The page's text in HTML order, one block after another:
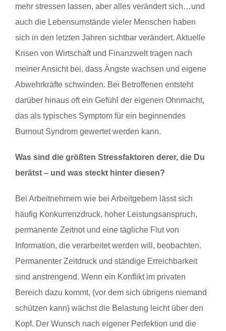
mehr stressen lassen, aber alles verändert sich…und
auch die Lebensumstände vieler Menschen haben
sich in den letzten Jahren sichtbar verändert. Aktuelle
Krisen von Wirtschaft und Finanzwelt tragen nach
meiner Ansicht bei, dass Ängste wachsen und eigene
Abwehrkräfte schwinden. Bei Betroffenen entsteht
darüber hinaus oft ein Gefühl der eigenen Ohnmacht,
das als typisches Symptom für ein beginnendes
Burnout Syndrom gewertet werden kann.
Was sind die größten Stressfaktoren derer, die Du
berätst – und was steckt hinter diesen?
Bei Arbeitnehmern wie bei Arbeitgebern lässt sich
häufig Konkurrenzdruck, hoher Leistungsanspruch,
permanente Zeitnot und eine tägliche Flut von
Information, die verarbeitet werden will, beobachten.
Permanenter Zeitdruck und ständige Erreichbarkeit
sind anstrengend. Wenn ein Konflikt im privaten
Bereich dazu kommt, (vor dem sich übrigens niemand
schützen kann) wächst die Belastung leicht über den
Kopf. Der Wunsch nach eigener Perfektion und die